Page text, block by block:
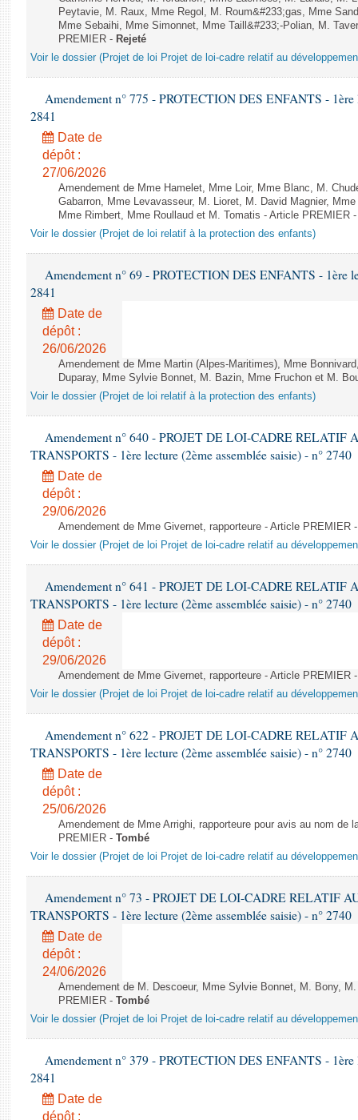
Peytavie, M. Raux, Mme Regol, M. Roum&#233;gas, Mme
Mme Sebaihi, Mme Simonnet, Mme Taill&#233;-Polian, M.
PREMIER - Rejeté
Voir le dossier (Projet de loi Projet de loi-cadre relatif au
Amendement n° 775 - PROTECTION DES ENFANTS - 1ère
2841
Date de
dépôt :
27/06/2026
Amendement de Mme Hamelet, Mme Loir, Mme Blanc, M.
Gabarron, Mme Levavasseur, M. Lioret, M. David Magnier,
Mme Rimbert, Mme Roullaud et M. Tomatis - Article PREMIER
Voir le dossier (Projet de loi relatif à la protection des enfants)
Amendement n° 69 - PROTECTION DES ENFANTS - 1ère
2841
Date de
dépôt :
26/06/2026
Amendement de Mme Martin (Alpes-Maritimes), Mme
Duparay, Mme Sylvie Bonnet, M. Bazin, Mme Fruchon et M.
Voir le dossier (Projet de loi relatif à la protection des enfants)
Amendement n° 640 - PROJET DE LOI-CADRE RELATIF
TRANSPORTS - 1ère lecture (2ème assemblée saisie) - n° 2740
Date de
dépôt :
29/06/2026
Amendement de Mme Givernet, rapporteure - Article PREMIER
Voir le dossier (Projet de loi Projet de loi-cadre relatif au
Amendement n° 641 - PROJET DE LOI-CADRE RELATIF
TRANSPORTS - 1ère lecture (2ème assemblée saisie) - n° 2740
Date de
dépôt :
29/06/2026
Amendement de Mme Givernet, rapporteure - Article PREMIER
Voir le dossier (Projet de loi Projet de loi-cadre relatif au
Amendement n° 622 - PROJET DE LOI-CADRE RELATIF
TRANSPORTS - 1ère lecture (2ème assemblée saisie) - n° 2740
Date de
dépôt :
25/06/2026
Amendement de Mme Arrighi, rapporteure pour avis au nom de
PREMIER - Tombé
Voir le dossier (Projet de loi Projet de loi-cadre relatif au
Amendement n° 73 - PROJET DE LOI-CADRE RELATIF
TRANSPORTS - 1ère lecture (2ème assemblée saisie) - n° 2740
Date de
dépôt :
24/06/2026
Amendement de M. Descoeur, Mme Sylvie Bonnet, M. Bony,
PREMIER - Tombé
Voir le dossier (Projet de loi Projet de loi-cadre relatif au
Amendement n° 379 - PROTECTION DES ENFANTS - 1ère
2841
Date de
dépôt :